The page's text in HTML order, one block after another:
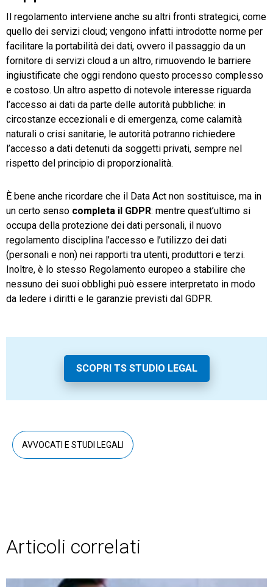
Il regolamento interviene anche su altri fronti strategici, come
quello dei servizi cloud; vengono infatti introdotte norme per
facilitare la portabilità dei dati, ovvero il passaggio da un
fornitore di servizi cloud a un altro, rimuovendo le barriere
ingiustificate che oggi rendono questo processo complesso
e costoso. Un altro aspetto di notevole interesse riguarda
l’accesso ai dati da parte delle autorità pubbliche: in
circostanze eccezionali e di emergenza, come calamità
naturali o crisi sanitarie, le autorità potranno richiedere
l’accesso a dati detenuti da soggetti privati, sempre nel
rispetto del principio di proporzionalità.
È bene anche ricordare che il Data Act non sostituisce, ma in
un certo senso completa il GDPR: mentre quest’ultimo si
occupa della protezione dei dati personali, il nuovo
regolamento disciplina l’accesso e l’utilizzo dei dati
(personali e non) nei rapporti tra utenti, produttori e terzi.
Inoltre, è lo stesso Regolamento europeo a stabilire che
nessuno dei suoi obblighi può essere interpretato in modo
da ledere i diritti e le garanzie previsti dal GDPR.
SCOPRI TS STUDIO LEGAL
AVVOCATI E STUDI LEGALI
Articoli correlati